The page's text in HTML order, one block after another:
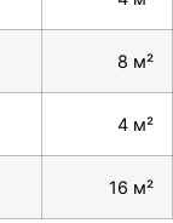
8 м²
4 м²
16 м²